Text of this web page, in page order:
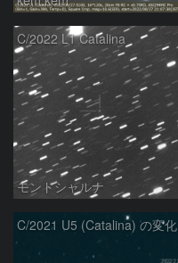
C/2022 L1 Catalina
モンドシャルナ
C/2021 U5 (Catalina) の変化